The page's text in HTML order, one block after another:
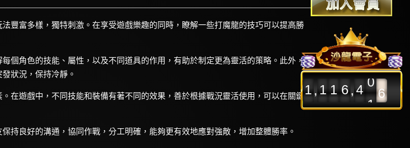
豐富多樣，獨特刺激。在享受遊戲樂趣的同時，瞭解一些打魔龍的技巧可以提高勝
個角色的技能、屬性，以及不同道具的作用，有助於制定更為靈活的策略。此外，熟
狀況，保持冷靜。
在遊戲中，不同技能和裝備有著不同的效果，善於根據戰況靈活使用，可以在關鍵時
持良好的溝通，協同作戰，分工明確，能夠更有效地應對強敵，增加整體勝率。
1 ,1 1 6,4
0
1
8
0
1
2